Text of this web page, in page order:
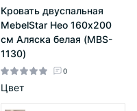
Кровать двуспальная
MebelStar Нео 160x200
см Аляска белая (MBS-
1130)
Цвет
0